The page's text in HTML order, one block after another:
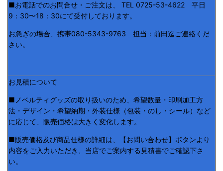
■お電話でのお問合せ・ご注文は、 TEL 0725-53-4622 平日
9：30〜18：30にて受付しております。
お急ぎの場合、携帯080-5343-9763 担当：前田迄ご連絡くだ
さい。
お見積について
■ノベルティグッズの取り扱いのため、希望数量・印刷加工方
法・デザイン・希望納期・外装仕様（包装・のし・シール）など
に応じて、販売価格は大きく変化します。
■販売価格及び商品仕様の詳細は、【お問い合わせ】ボタンより
内容をご入力いただき、当店でご案内する見積書でご確認下さ
い。